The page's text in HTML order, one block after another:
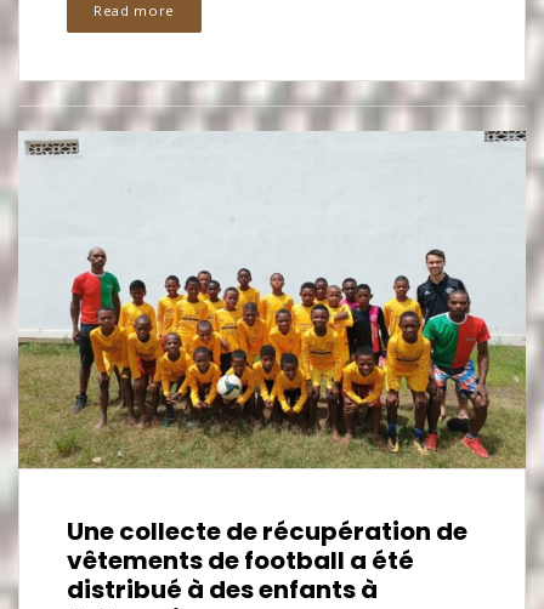
Read more
Une collecte de récupération de
vêtements de football a été
distribué à des enfants à